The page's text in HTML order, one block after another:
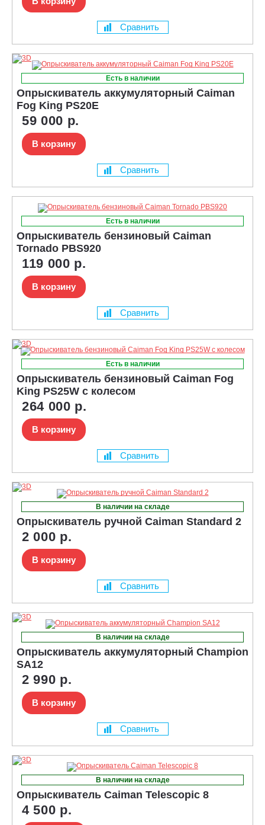
Сравнить
Есть в наличии
Опрыскиватель аккумуляторный Caiman
Fog King PS20E
59 000 р.
В корзину
Сравнить
Есть в наличии
Опрыскиватель бензиновый Caiman
Tornado PBS920
119 000 р.
В корзину
Сравнить
Есть в наличии
Опрыскиватель бензиновый Caiman Fog
King PS25W с колесом
264 000 р.
В корзину
Сравнить
В наличии на складе
Опрыскиватель ручной Caiman Standard 2
2 000 р.
В корзину
Сравнить
В наличии на складе
Опрыскиватель аккумуляторный Champion
SA12
2 990 р.
В корзину
Сравнить
В наличии на складе
Опрыскиватель Caiman Telescopic 8
4 500 р.